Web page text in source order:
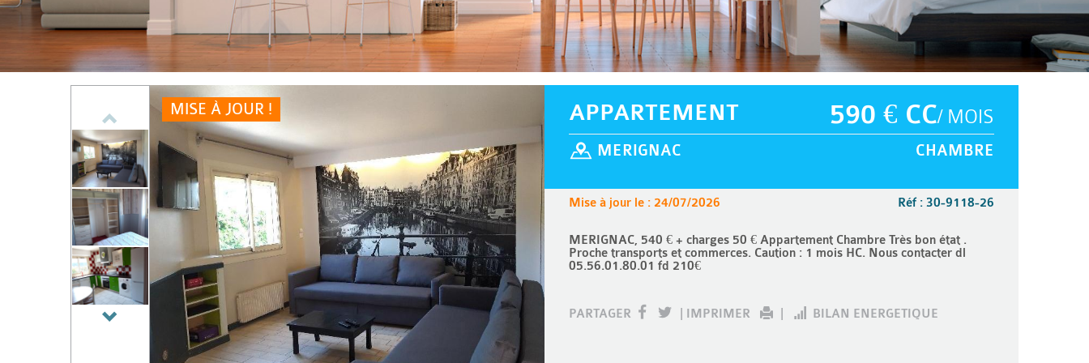
MISE À JOUR ! 590 € CC/ MOIS
APPARTEMENT
CHAMBRE
MERIGNAC
Réf : 30-9118-26
Mise à jour le : 24/07/2026
MERIGNAC, 540 € + charges 50 € Appartement Chambre Très bon état .
Proche transports et commerces. Caution : 1 mois HC. Nous contacter dl
05.56.01.80.01 fd 210€
PARTAGER IMPRIMER BILAN ENERGETIQUE